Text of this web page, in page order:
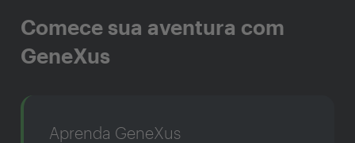
Comece sua aventura com
GeneXus
Aprenda GeneXus